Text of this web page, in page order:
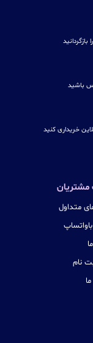
باشید
خریداری کنید
متداول
نام